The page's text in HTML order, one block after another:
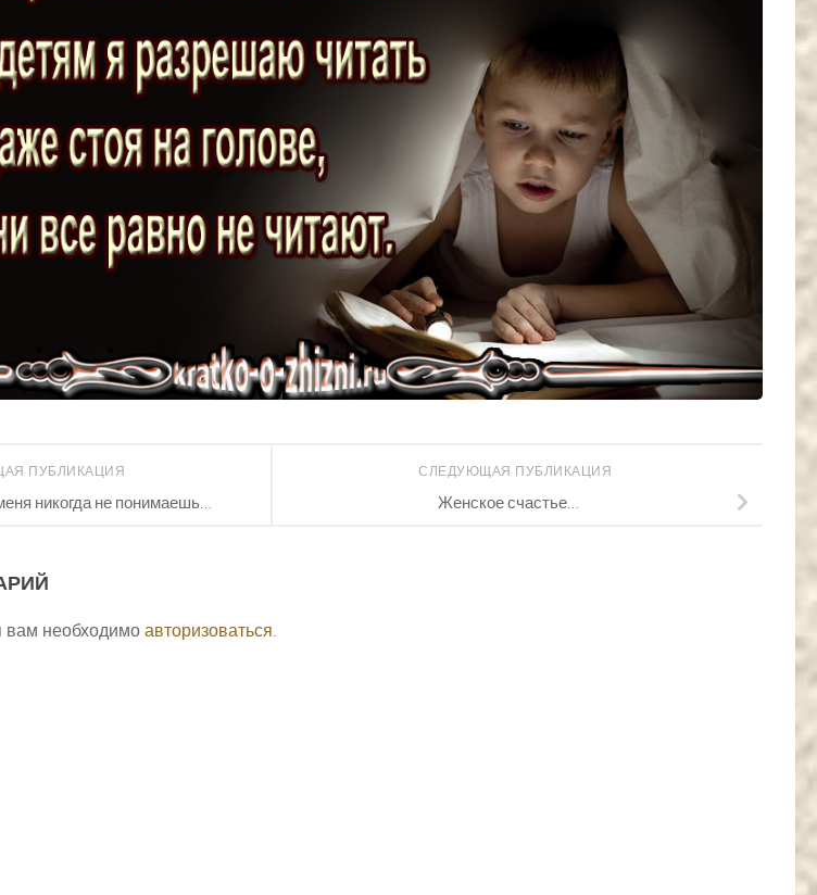
СЛЕДУЮЩАЯ ПУБЛИКАЦИЯ
Женское счастье…
ПУБЛИКАЦИЯ
никогда не понимаешь…
вам необходимо авторизоваться.